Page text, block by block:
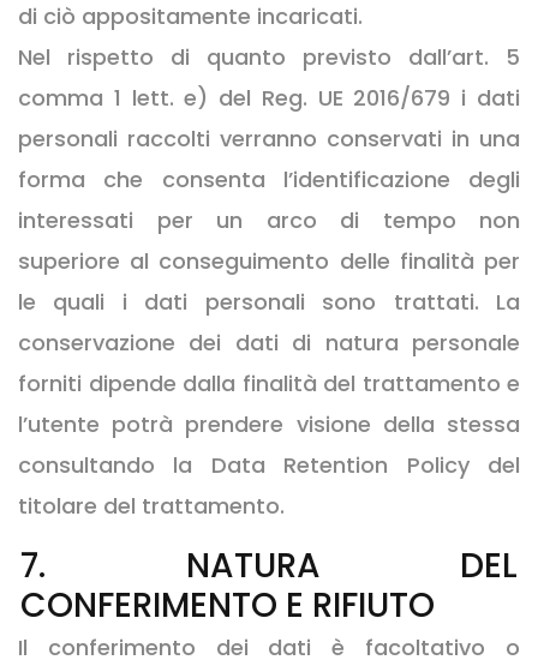
di ciò appositamente incaricati.
Nel rispetto di quanto previsto dall’art. 5
comma 1 lett. e) del Reg. UE 2016/679 i dati
personali raccolti verranno conservati in una
forma che consenta l’identificazione degli
interessati per un arco di tempo non
superiore al conseguimento delle finalità per
le quali i dati personali sono trattati. La
conservazione dei dati di natura personale
forniti dipende dalla finalità del trattamento e
l’utente potrà prendere visione della stessa
consultando la Data Retention Policy del
titolare del trattamento.
7. NATURA DEL
CONFERIMENTO E RIFIUTO
Il conferimento dei dati è facoltativo o